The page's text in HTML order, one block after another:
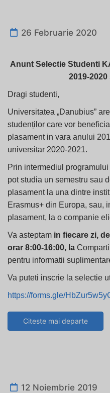
26 Februarie 2020
Anunt Selectie Studenti
2019-2020
Dragi studenti,
Universitatea „Danubius”
studenților care vor
plasament in vara anului
universitar 2020-2021.
Prin intermediul
pot studia un semestru sau
plasament la una dintre
Erasmus+ din Europa, sau,
plasament, la o companie
Va asteptam in fiecare zi,
orar 8:00-16:00, la
pentru informatii
Va puteti inscrie la selectie
https://forms.gle/
Citeste mai departe
12 Noiembrie 2019